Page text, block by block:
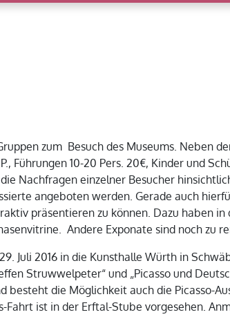
zum Besuch des Museums. Neben
Führungen 10-20 Pers. 20€, Kinder und
Nachfragen einzelner Besucher
angeboten werden. Gerade auch
präsentieren zu können. Dazu haben
Andere Exponate sind noch zu
Juli 2016 in die Kunsthalle Würth in
Struwwelpeter“ und „Picasso und
die Möglichkeit auch die Picasso-
ist in der Erftal-Stube vorgesehen.